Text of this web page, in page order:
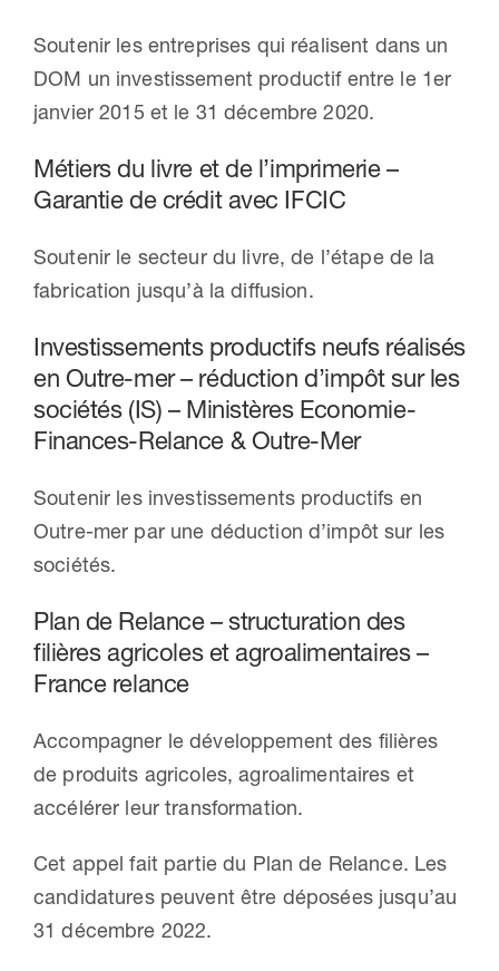
Soutenir les entreprises qui réalisent dans un
DOM un investissement productif entre le 1er
janvier 2015 et le 31 décembre 2020.
Métiers du livre et de l’imprimerie –
Garantie de crédit avec IFCIC
Soutenir le secteur du livre, de l’étape de la
fabrication jusqu’à la diffusion.
Investissements productifs neufs réalisés
en Outre-mer – réduction d’impôt sur les
sociétés (IS) – Ministères Economie-
Finances-Relance & Outre-Mer
Soutenir les investissements productifs en
Outre-mer par une déduction d’impôt sur les
sociétés.
Plan de Relance – structuration des
filières agricoles et agroalimentaires –
France relance
Accompagner le développement des filières
de produits agricoles, agroalimentaires et
accélérer leur transformation.
Cet appel fait partie du Plan de Relance. Les
candidatures peuvent être déposées jusqu’au
31 décembre 2022.